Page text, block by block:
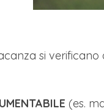
si
(es.